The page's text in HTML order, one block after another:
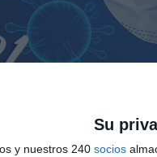
Su
y nuestros 240 socios